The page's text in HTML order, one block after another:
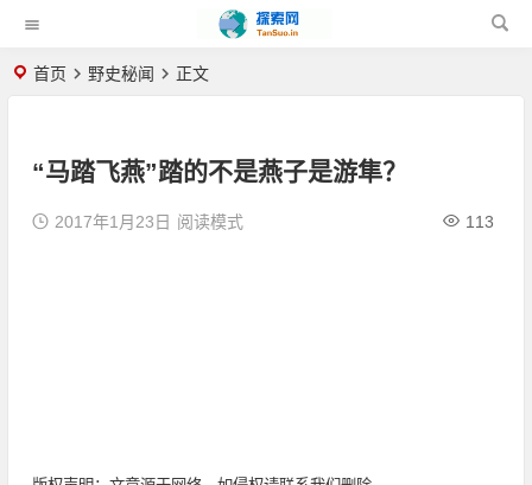
首页 野史秘闻 正文
“马踏飞燕”踏的不是燕子是游隼？
2017年1月23日 113
阅读模式